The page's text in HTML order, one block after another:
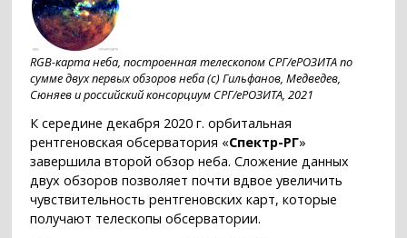
RGB-карта неба, построенная телескопом СРГ/еРОЗИТА по
сумме двух первых обзоров неба (с) Гильфанов, Медведев,
Сюняев и российский консорциум СРГ/еРОЗИТА, 2021
К середине декабря 2020 г. орбитальная
рентгеновская обсерватория «Спектр-РГ»
завершила второй обзор неба. Сложение данных
двух обзоров позволяет почти вдвое увеличить
чувствительность рентгеновских карт, которые
получают телескопы обсерватории.